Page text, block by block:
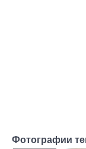
Фотографии